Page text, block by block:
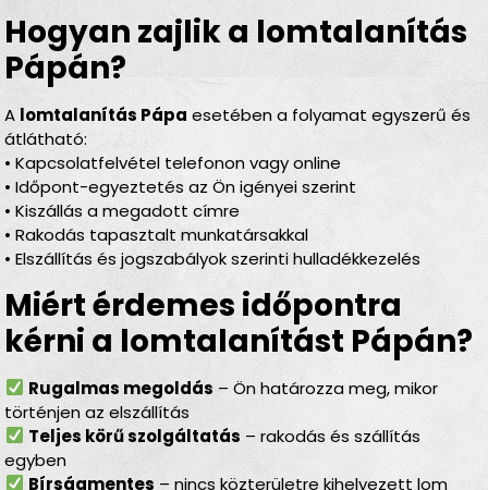
Hogyan zajlik a lomtalanítás
Pápán?
A lomtalanítás Pápa esetében a folyamat egyszerű és
átlátható:
• Kapcsolatfelvétel telefonon vagy online
• Időpont-egyeztetés az Ön igényei szerint
• Kiszállás a megadott címre
• Rakodás tapasztalt munkatársakkal
• Elszállítás és jogszabályok szerinti hulladékkezelés
Miért érdemes időpontra
kérni a lomtalanítást Pápán?
Rugalmas megoldás – Ön határozza meg, mikor
történjen az elszállítás
Teljes körű szolgáltatás – rakodás és szállítás
egyben
Bírságmentes – nincs közterületre kihelyezett lom